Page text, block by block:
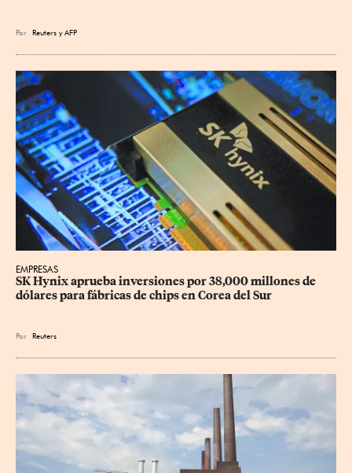
Por Reuters yAFP
EMPRESAS
SK Hynix aprueba inversiones por 38,000 millones de
dólares para fábricas de chips en Corea del Sur
Por Reuters